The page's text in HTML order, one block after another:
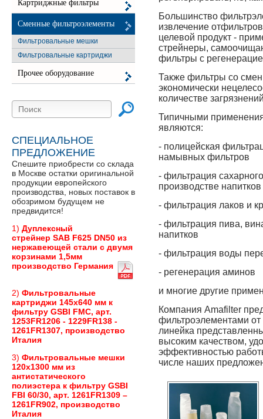
Большинство
извлечение
целевой продукт -
стрейнеры,
фильтры с
Также фильтры со
экономически
количестве
Типичными
являются:
- полицейская
намывных фильтров
- фильтрация
производстве напитков
- фильтрация лаков и
- фильтрация пива,
напитков
- фильтрация воды
- регенерация аминов
и многие другие
Компания Amafilter
фильтроэлементами
линейка
высоким качеством,
эффективностью
числе наших
Картриджные фильтры
Сменные фильтроэлементы
Фильтровальные мешки
Фильтровальные картриджи
Прочее оборудование
СПЕЦИАЛЬНОЕ
ПРЕДЛОЖЕНИЕ
Спешите приобрести со склада
в Москве остатки оригинальной
продукции европейского
производства, новых поставок в
обозримом будущем не
предвидится!
1) Дуплексный
стрейнер SAB F625 DN50 из
нержавеющей стали с двумя
корзинами 1,5мм
производство Германия
2) Фильтровальные
картриджи 145х640 мм к
фильтру GSBI FMC, арт.
1253FR1206 - 1229FR138 -
1261FR1307, производство
Италия
3) Фильтровальные мешки
120х1300 мм из
антистатического
полиэстера к фильтру GSBI
FBI 60/30, арт. 1261FR1309 –
1261FR902, производство
Италия